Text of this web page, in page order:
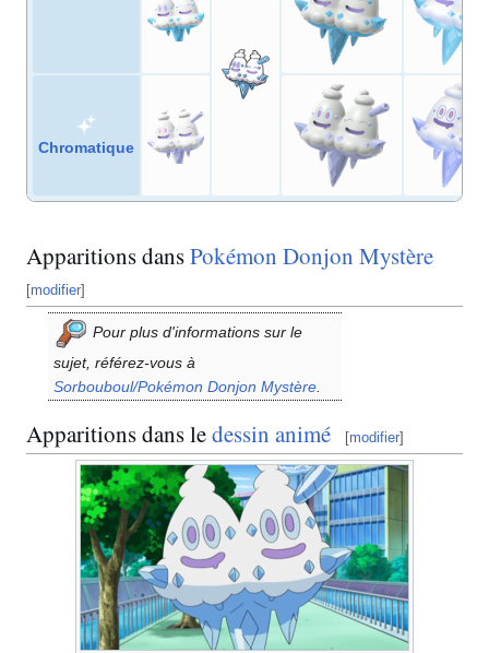
Chromatique
Apparitions dansPokémon Donjon Mystère
[modifier]
Pour plus d'informations sur le
sujet, référez-vous à
Sorbouboul/Pokémon Donjon Mystère.
Apparitions dans ledessin animé [modifier]